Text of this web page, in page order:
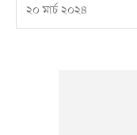
২০ মার্চ ২০২৪